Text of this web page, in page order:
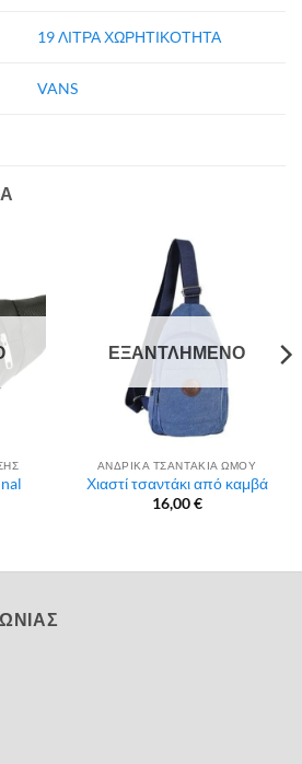
19 ΛΙΤΡΑ ΧΩΡΗΤΙΚΟΤΗΤΑ
VANS
ΕΞΑΝΤΛΗΜΈΝΟ
ΑΝΔΡΙΚΑ ΤΣΑΝΤΑΚΙΑ ΩΜΟΥ
Χιαστί τσαντάκι από καμβά
16,00€